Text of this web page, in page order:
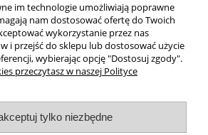
ZASTRZEŻONE MOROWO © 2018
realizacja:
pełną wersję strony
im technologie umożliwiają poprawne
nam dostosować ofertę do Twoich
wykorzystanie przez nas
i przejść do sklepu lub dostosować użycie
wybierając opcję "Dostosuj zgody".
przeczytasz w naszej Polityce
tylko niezbędne